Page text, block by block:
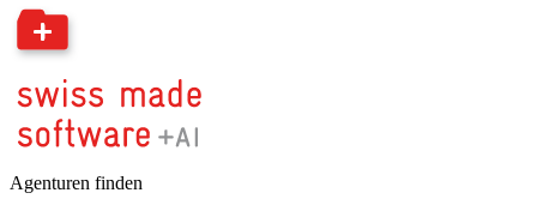
Agenturen finden